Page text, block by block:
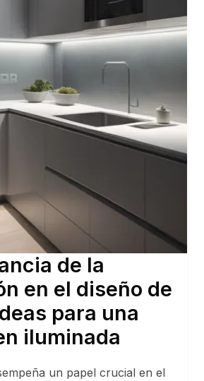
de la
en el diseño de
para una
iluminada
un papel crucial en el